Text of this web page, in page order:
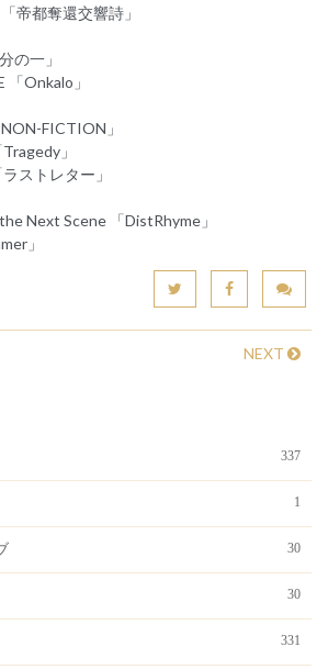
帝都奪還交響詩」
の一」
「Onkalo」
FICTION」
」
ストレター」
Next Scene 「DistRhyme」
」
NEXT
337
1
30
30
331